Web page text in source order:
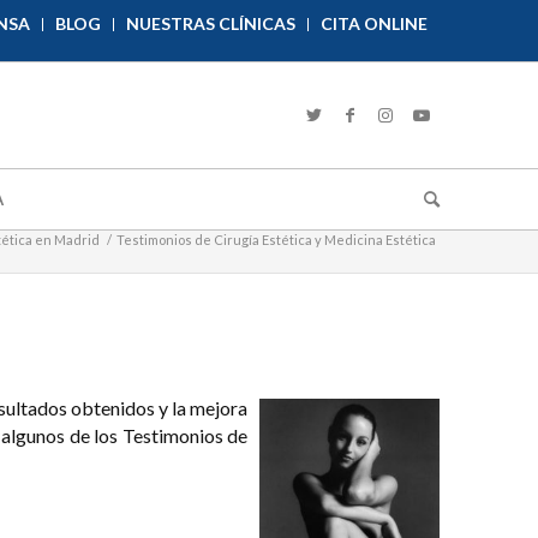
BLOG NUESTRAS CLÍNICAS CITA ONLINE
en Madrid / Testimonios de Cirugía Estética y Medicina Estética
obtenidos y la mejora
de los Testimonios de